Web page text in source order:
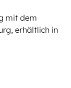
mit dem
erhältlich in